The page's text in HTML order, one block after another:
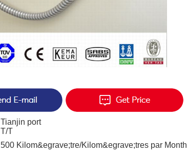
Tianjin port
T/T
500 Kilom&egrave;tre/Kilom&egrave;tres par Month